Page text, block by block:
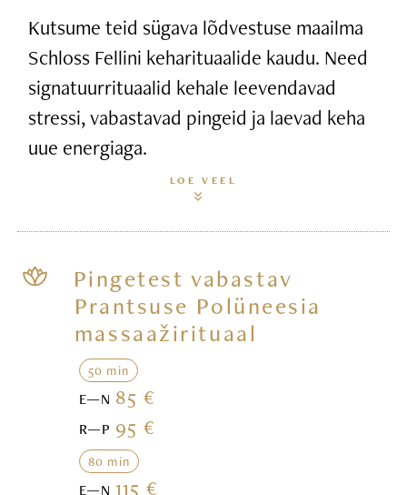
Kutsume teid sügava lõdvestuse maailma
Schloss Fellini keharituaalide kaudu. Need
signatuurrituaalid kehale leevendavad
stressi, vabastavad pingeid ja laevad keha
uue energiaga.
LOE VEEL
Pingetest vabastav
Prantsuse Polüneesia
massaažirituaal
50 min
E—N 85 €
R—P 95 €
80 min
E—N115 €